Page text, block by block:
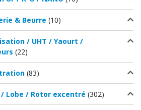
& Beurre (10)
/ UHT / Yaourt /
(22)
(83)
Lobe / Rotor excentré (302)